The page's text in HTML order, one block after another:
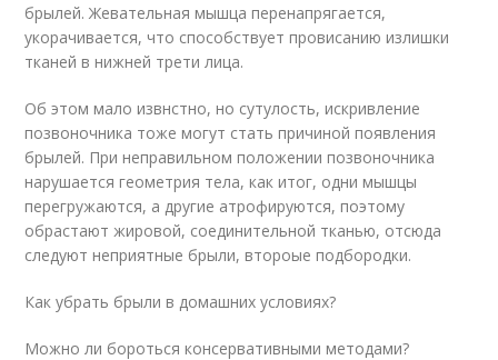
брылей. Жевательная мышца перенапрягается,
укорачивается, что способствует провисанию излишки
тканей в нижней трети лица.
Об этом мало извнстно, но сутулость, искривление
позвоночника тоже могут стать причиной появления
брылей. При неправильном положении позвоночника
нарушается геометрия тела, как итог, одни мышцы
перегружаются, а другие атрофируются, поэтому
обрастают жировой, соединительной тканью, отсюда
следуют неприятные брыли, второые подбородки.
Как убрать брыли в домашних условиях?
Можно ли бороться консервативными методами?